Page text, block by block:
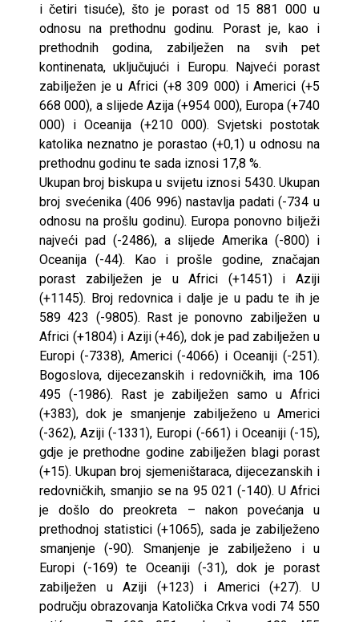
i četiri tisuće), što je porast od 15 881 000 u
odnosu na prethodnu godinu. Porast je, kao i
prethodnih godina, zabilježen na svih pet
kontinenata, uključujući i Europu. Najveći porast
zabilježen je u Africi (+8 309 000) i Americi (+5
668 000), a slijede Azija (+954 000), Europa (+740
000) i Oceanija (+210 000). Svjetski postotak
katolika neznatno je porastao (+0,1) u odnosu na
prethodnu godinu te sada iznosi 17,8 %.
Ukupan broj biskupa u svijetu iznosi 5430. Ukupan
broj svećenika (406 996) nastavlja padati (-734 u
odnosu na prošlu godinu). Europa ponovno bilježi
najveći pad (-2486), a slijede Amerika (-800) i
Oceanija (-44). Kao i prošle godine, značajan
porast zabilježen je u Africi (+1451) i Aziji
(+1145). Broj redovnica i dalje je u padu te ih je
589 423 (-9805). Rast je ponovno zabilježen u
Africi (+1804) i Aziji (+46), dok je pad zabilježen u
Europi (-7338), Americi (-4066) i Oceaniji (-251).
Bogoslova, dijecezanskih i redovničkih, ima 106
495 (-1986). Rast je zabilježen samo u Africi
(+383), dok je smanjenje zabilježeno u Americi
(-362), Aziji (-1331), Europi (-661) i Oceaniji (-15),
gdje je prethodne godine zabilježen blagi porast
(+15). Ukupan broj sjemeništaraca, dijecezanskih i
redovničkih, smanjio se na 95 021 (-140). U Africi
je došlo do preokreta – nakon povećanja u
prethodnoj statistici (+1065), sada je zabilježeno
smanjenje (-90). Smanjenje je zabilježeno i u
Europi (-169) te Oceaniji (-31), dok je porast
zabilježen u Aziji (+123) i Americi (+27). U
području obrazovanja Katolička Crkva vodi 74 550